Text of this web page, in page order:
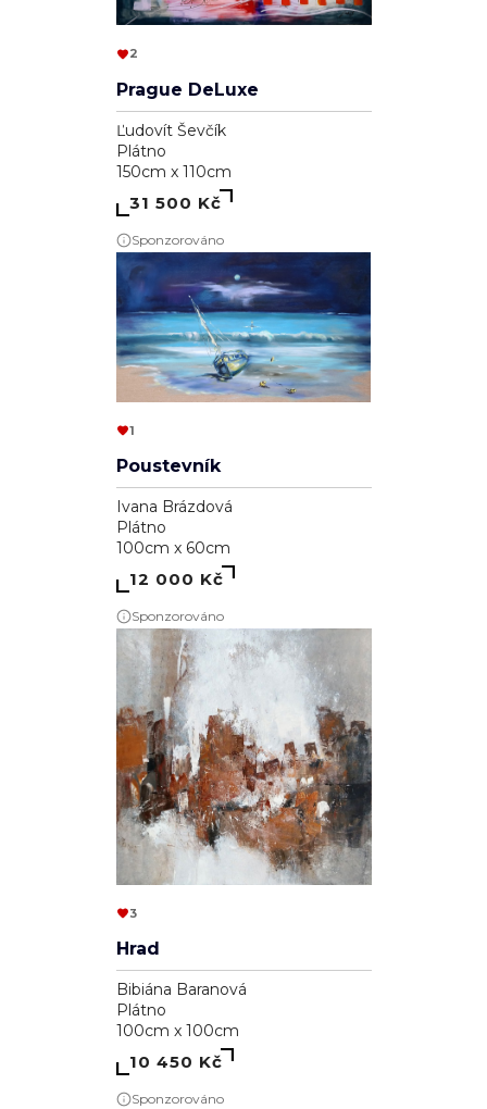
2
Prague DeLuxe
Ľudovít Ševčík
Plátno
150cm x 110cm
31 500 Kč
Sponzorováno
1
Poustevník
Ivana Brázdová
Plátno
100cm x 60cm
12 000 Kč
Sponzorováno
3
Hrad
Bibiána Baranová
Plátno
100cm x 100cm
10 450 Kč
Sponzorováno